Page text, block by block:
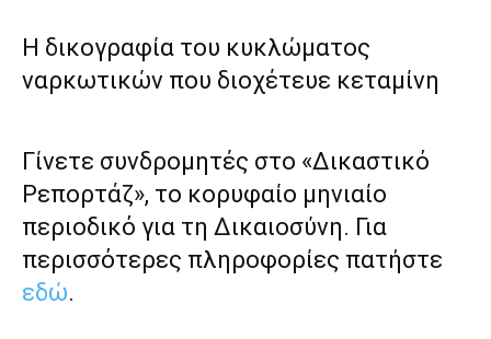
Η δικογραφία του κυκλώματος
ναρκωτικών που διοχέτευε κεταμίνη
Γίνετε συνδρομητές στο «Δικαστικό
Ρεπορτάζ», το κορυφαίο μηνιαίο
περιοδικό για τη Δικαιοσύνη. Για
περισσότερες πληροφορίες πατήστε
εδώ.